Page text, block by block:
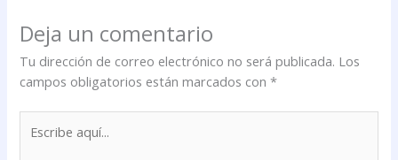
Deja un comentario
Tu dirección de correo electrónico no será publicada. Los
campos obligatorios están marcados con*
aquí...